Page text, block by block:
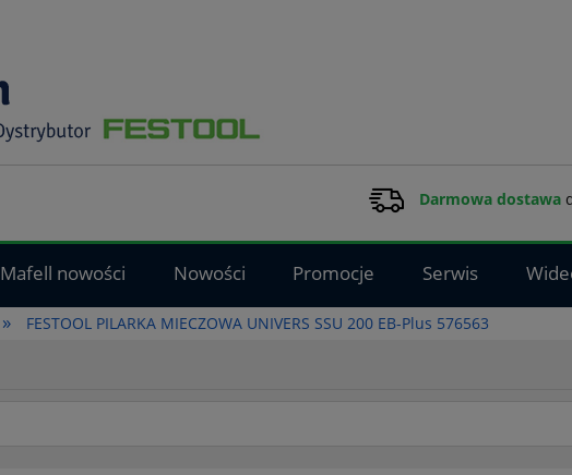
Darmowa dostawa
Mafell nowości Nowości Promocje Serwis
» FESTOOL PILARKA MIECZOWA UNIVERS SSU 200 EB-Plus 576563